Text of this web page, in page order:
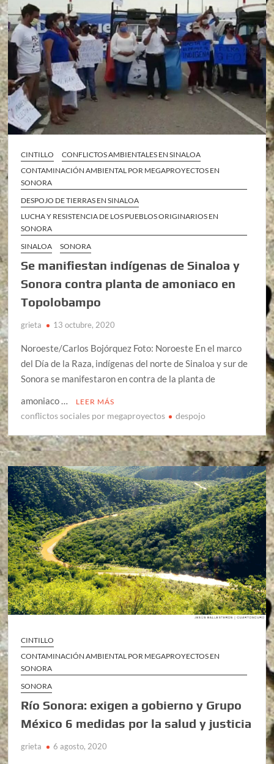
CINTILLO
CONFLICTOS AMBIENTALES EN SINALOA
CONTAMINACIÓN AMBIENTAL POR MEGAPROYECTOS EN
SONORA
DESPOJO DE TIERRAS EN SINALOA
LUCHA Y RESISTENCIA DE LOS PUEBLOS ORIGINARIOS EN
SONORA
SINALOA
SONORA
Se manifiestan indígenas de Sinaloa y
Sonora contra planta de amoniaco en
Topolobampo
grieta 13 octubre, 2020
Noroeste/Carlos Bojórquez Foto: Noroeste En el marco
del Día de la Raza, indígenas del norte de Sinaloa y sur de
Sonora se manifestaron en contra de la planta de
amoniaco …
LEER MÁS
conflictos sociales por megaproyectos despojo
CINTILLO
CONTAMINACIÓN AMBIENTAL POR MEGAPROYECTOS EN
SONORA
SONORA
Río Sonora: exigen a gobierno y Grupo
México 6 medidas por la salud y justicia
grieta 6 agosto, 2020